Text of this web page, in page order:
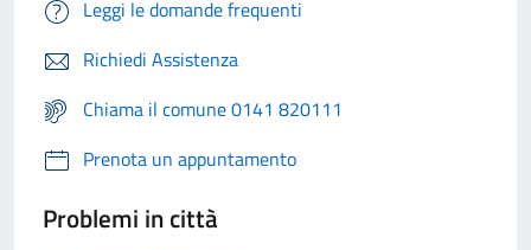
Leggi le domande frequenti
Richiedi Assistenza
Chiama il comune 0141 820111
Prenota un appuntamento
Problemi in città